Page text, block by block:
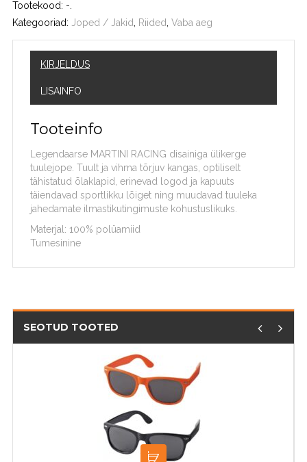
Tootekood: -
Kategooriad: Joped / Jakid Riided Vaba aeg
KIRJELDUS
LISAINFO
Tooteinfo
Legendaarse MARTINI RACING disainiga ülikerge
tuulejope. Tuult ja vihma tõrjuv kangas, optiliselt
tähistatud õlaklapid, erinevad logod ja kapuuts
täiendavad sportlikku lõiget ning muudavad tuuleka
jahedamate ilmastikutingimuste kohustuslikuks.
Materjal: 100% polüamiid
Tumesinine
SEOTUD TOOTED